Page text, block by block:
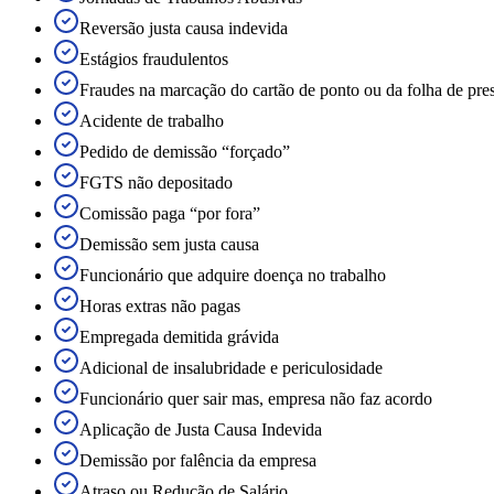
Reversão justa causa indevida
Estágios fraudulentos
Fraudes na marcação do cartão de ponto ou da folha de
Acidente de trabalho
Pedido de demissão “forçado”
FGTS não depositado
Comissão paga “por fora”
Demissão sem justa causa
Funcionário que adquire doença no trabalho
Horas extras não pagas
Empregada demitida grávida
Adicional de insalubridade e periculosidade
Funcionário quer sair mas, empresa não faz acordo
Aplicação de Justa Causa Indevida
Demissão por falência da empresa